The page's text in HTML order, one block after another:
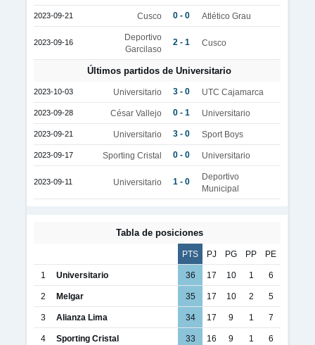
2023-09-21 Cusco 0 - 0 Atlético Grau
2023-09-16
Deportivo
Garcilaso
2 - 1 Cusco
Últimos partidos de Universitario
2023-10-03 Universitario 3 - 0 UTC Cajamarca
2023-09-28 César Vallejo 0 - 1 Universitario
2023-09-21 Universitario 3 - 0 Sport Boys
2023-09-17 Sporting Cristal 0 - 0 Universitario
2023-09-11 Universitario 1 - 0
Deportivo
Municipal
Tabla de posiciones
PTS PJ PG PP PE
1 Universitario 36 17 10 1 6
2 Melgar 35 17 10 2 5
3 Alianza Lima 34 17 9 1 7
4 Sporting Cristal 33 16 9 1 6